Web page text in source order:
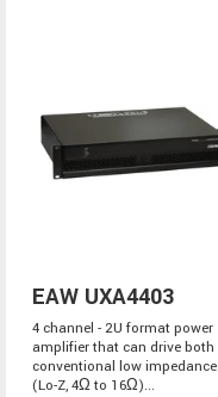
EAW UXA4403
4 channel - 2U format power
amplifier that can drive both
conventional low impedance
(Lo-Z, 4Ω to 16Ω)...